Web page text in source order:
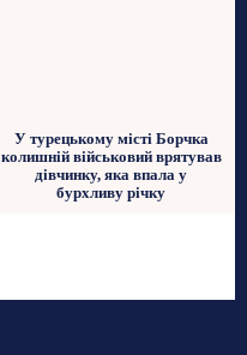
У турецькому місті Борчка
колишній військовий врятував
дівчинку, яка впала у
бурхливу річку